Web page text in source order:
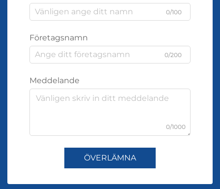
0/100
Företagsnamn
0/200
Meddelande
0/1000
ÖVERLÄMNA